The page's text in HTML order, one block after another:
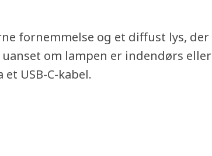
fornemmelse og et diffust lys, der
om lampen er indendørs eller
USB-C-kabel.